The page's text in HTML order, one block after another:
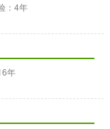
：4年
年